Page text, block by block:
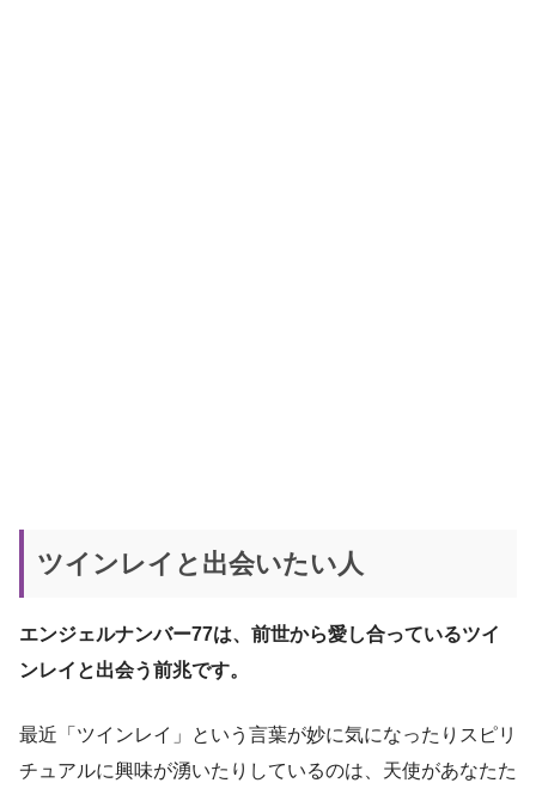
ツインレイと出会いたい人
エンジェルナンバー77は、前世から愛し合っているツイ
ンレイと出会う前兆です。
最近「ツインレイ」という言葉が妙に気になったりスピリ
チュアルに興味が湧いたりしているのは、天使があなたた